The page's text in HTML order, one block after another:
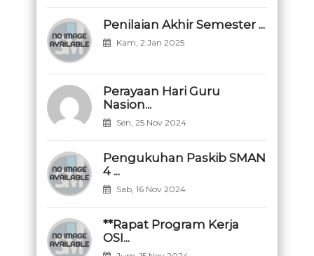
Penilaian Akhir Semester ...
Kam, 2 Jan 2025
Perayaan Hari Guru
Nasion...
Sen, 25 Nov 2024
Pengukuhan Paskib SMAN
4 ...
Sab, 16 Nov 2024
**Rapat Program Kerja
OSI...